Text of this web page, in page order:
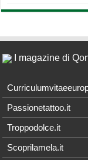
I magazine di
Passionetattoo.it
Troppodolce.it
Scoprilamela.it